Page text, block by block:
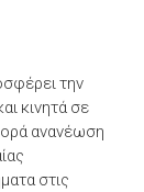
την
κινητά σε
ανανέωση
στις